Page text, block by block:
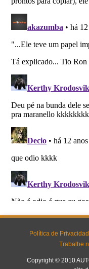
Política de
Trabalhe
Copyright © 2010